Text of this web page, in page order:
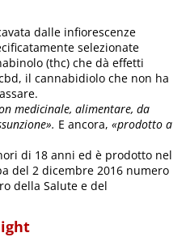
dalle infiorescenze
selezionate
(thc) che dà effetti
il cannabidiolo che non ha
medicinale, alimentare, da
E ancora, «prodotto a
di 18 anni ed è prodotto nel
del 2 dicembre 2016 numero
della Salute e del